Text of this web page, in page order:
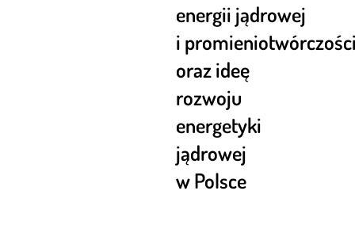
energii jądrowej
i
oraz ideę
rozwoju
energetyki
jądrowej
w Polsce